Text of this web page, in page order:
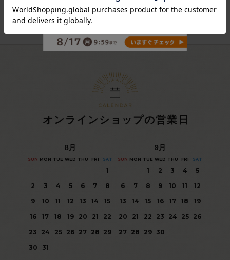
オンラインショップの営業日
8 月
SUN MON TUE WED THU FRI SAT
1
2
3 4 5 6 7
8
9
10 11 12 13 14
15
16
17 18 19 20 21
22
23
24 25 26 27 28 29
30
31
9 月
SUN MON TUE WED THU FRI SAT
1 2 3 4
5
6
7 8 9 10 11
12
13
14 15 16 17 18
19
20
21 22 23 24 25
26
27 28 29 30